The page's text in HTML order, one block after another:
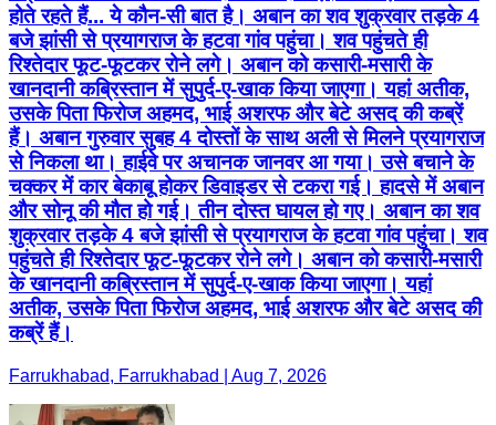
होते रहते हैं... ये कौन-सी बात है। अबान का शव शुक्रवार तड़के 4
बजे झांसी से प्रयागराज के हटवा गांव पहुंचा। शव पहुंचते ही
रिश्तेदार फूट-फूटकर रोने लगे। अबान को कसारी-मसारी के
खानदानी कब्रिस्तान में सुपुर्द-ए-खाक किया जाएगा। यहां अतीक,
उसके पिता फिरोज अहमद, भाई अशरफ और बेटे असद की कब्रें
हैं। अबान गुरुवार सुबह 4 दोस्तों के साथ अली से मिलने प्रयागराज
से निकला था। हाईवे पर अचानक जानवर आ गया। उसे बचाने के
चक्कर में कार बेकाबू होकर डिवाइडर से टकरा गई। हादसे में अबान
और सोनू की मौत हो गई। तीन दोस्त घायल हो गए। अबान का शव
शुक्रवार तड़के 4 बजे झांसी से प्रयागराज के हटवा गांव पहुंचा। शव
पहुंचते ही रिश्तेदार फूट-फूटकर रोने लगे। अबान को कसारी-मसारी
के खानदानी कब्रिस्तान में सुपुर्द-ए-खाक किया जाएगा। यहां
अतीक, उसके पिता फिरोज अहमद, भाई अशरफ और बेटे असद की
कब्रें हैं।
Farrukhabad, Farrukhabad | Aug 7, 2026